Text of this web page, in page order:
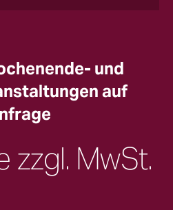
und
auf
zzgl. MwSt.